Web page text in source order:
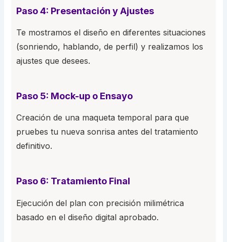
Paso 4: Presentación y Ajustes
Te mostramos el diseño en diferentes situaciones
(sonriendo, hablando, de perfil) y realizamos los
ajustes que desees.
Paso 5: Mock-up o Ensayo
Creación de una maqueta temporal para que
pruebes tu nueva sonrisa antes del tratamiento
definitivo.
Paso 6: Tratamiento Final
Ejecución del plan con precisión milimétrica
basado en el diseño digital aprobado.